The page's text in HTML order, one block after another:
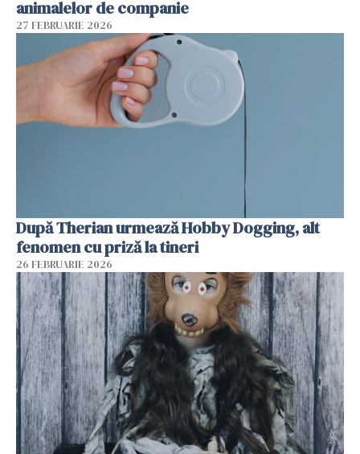
animalelor de companie
27 FEBRUARIE 2026
După Therian urmează Hobby Dogging, alt
fenomen cu priză la tineri
26 FEBRUARIE 2026